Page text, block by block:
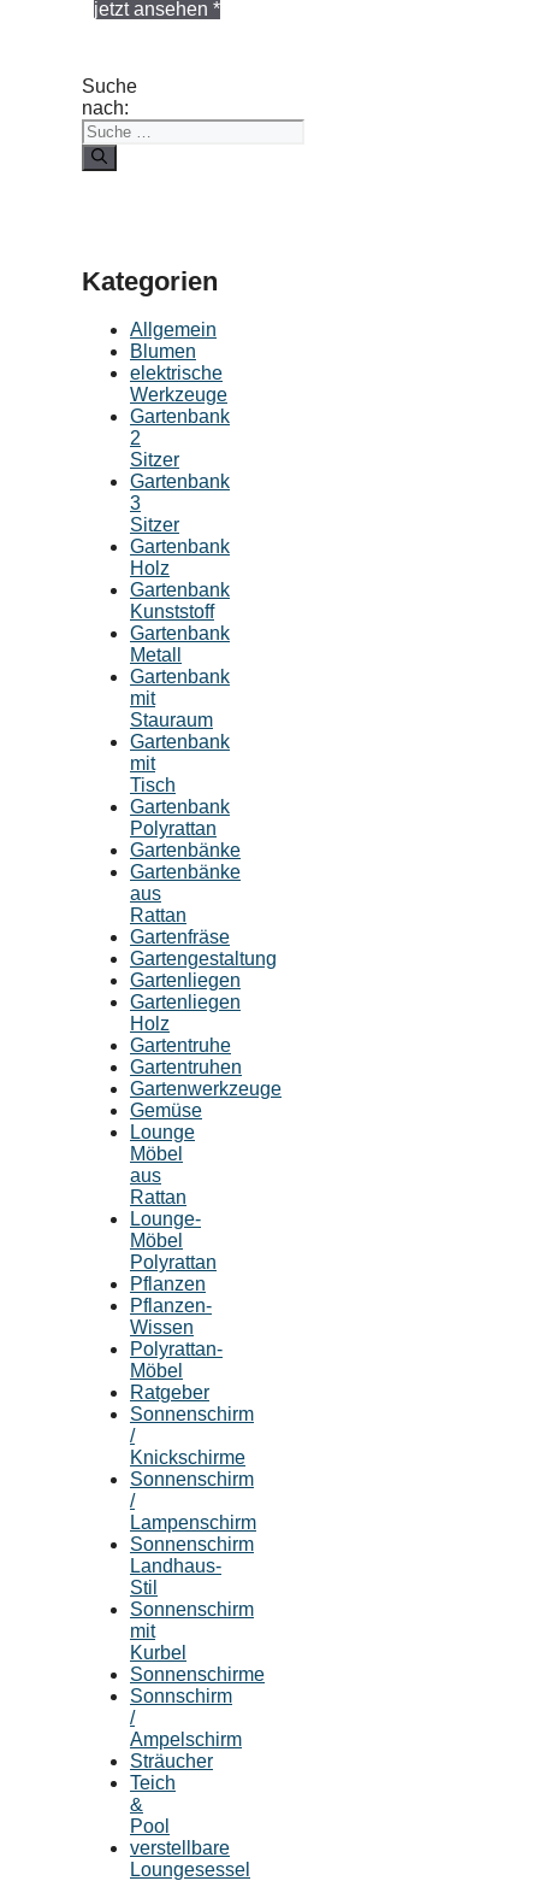
jetzt ansehen *
Suche
nach:
Kategorien
Allgemein
Blumen
elektrische
Werkzeuge
Gartenbank
2
Sitzer
Gartenbank
3
Sitzer
Gartenbank
Holz
Gartenbank
Kunststoff
Gartenbank
Metall
Gartenbank
mit
Stauraum
Gartenbank
mit
Tisch
Gartenbank
Polyrattan
Gartenbänke
Gartenbänke
aus
Rattan
Gartenfräse
Gartengestaltung
Gartenliegen
Gartenliegen
Holz
Gartentruhe
Gartentruhen
Gartenwerkzeuge
Gemüse
Lounge
Möbel
aus
Rattan
Lounge-
Möbel
Polyrattan
Pflanzen
Pflanzen-
Wissen
Polyrattan-
Möbel
Ratgeber
Sonnenschirm
/
Knickschirme
Sonnenschirm
/
Lampenschirm
Sonnenschirm
Landhaus-
Stil
Sonnenschirm
mit
Kurbel
Sonnenschirme
Sonnschirm
/
Ampelschirm
Sträucher
Teich
&
Pool
verstellbare
Loungesessel